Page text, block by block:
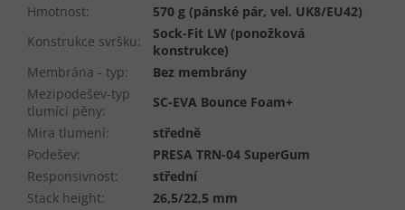
Hmotnost:
570 g (pánské pár, vel. UK8/EU42)
Konstrukce svršku:
Sock-Fit LW (ponožková
konstrukce)
Membrána - typ:
Bez membrány
Mezipodešev-typ
tlumící pěny:
SC-EVA Bounce Foam+
Míra tlumení:
středně
Podešev:
PRESA TRN-04 SuperGum
Responsivnost:
střední
Stack height:
26,5/22,5 mm